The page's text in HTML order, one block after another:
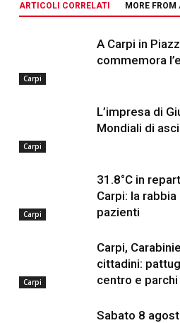
ARTICOLI CORRELATI MORE FROM
Carpi
A Carpi in
commemora
Carpi
L’impresa di
Mondiali di
Carpi
31.8°C in
Carpi: la
pazienti
Carpi
Carpi,
cittadini:
centro e parchi
Sabato 8